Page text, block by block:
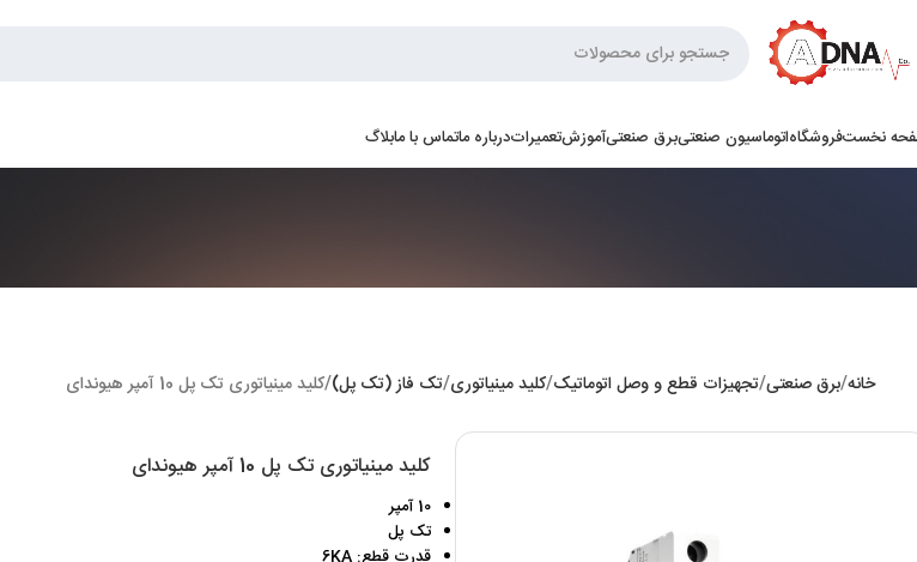
نخستفروشگاهاتوماسیون صنعتیبرق صنعتیآموزشتعمیراتدرباره ماتماس با مابلاگ
خانه برق صنعتی تجهیزات قطع و وصل اتوماتیک کلید مینیاتوری تک فاز (تک پل) کلید مینیاتوری تک پل 10 آمپر هیوندای
کلید مینیاتوری تک پل 10 آمپر هیوندای
10 آمپر
تک پل
قدرت قطع: 6KA